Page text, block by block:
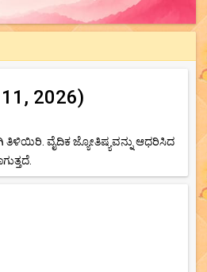
2026)
ವೈದಿಕ ಜ್ಯೋತಿಷ್ಯವನ್ನು ಆಧರಿಸಿದ